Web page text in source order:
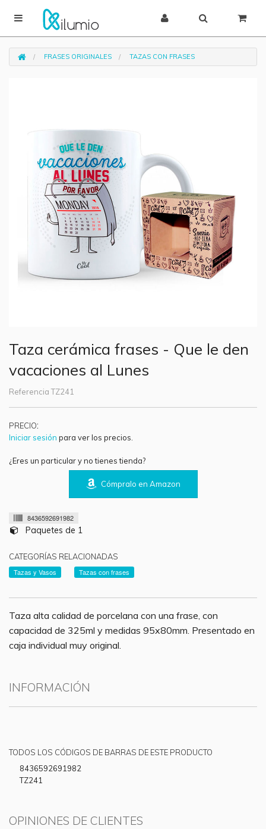
FRASES ORIGINALES TAZAS CON FRASES
Taza cerámica frases - Que le den
vacaciones al Lunes
Referencia TZ241
PRECIO:
Iniciar sesión para ver los precios.
¿Eres un particular y no tienes tienda?
Cómpralo en Amazon
8436592691982
Paquetes de 1
CATEGORÍAS RELACIONADAS
Tazas y Vasos
Tazas con frases
Taza alta calidad de porcelana con una frase, con
capacidad de 325ml y medidas 95x80mm. Presentado en
caja individual muy original.
INFORMACIÓN
TODOS LOS CÓDIGOS DE BARRAS DE ESTE PRODUCTO
8436592691982
TZ241
OPINIONES DE CLIENTES